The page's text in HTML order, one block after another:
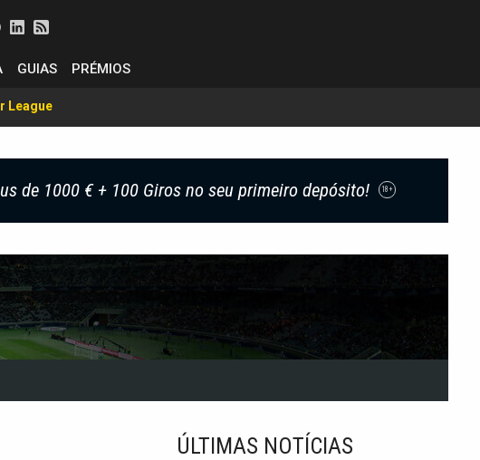
GUIAS PRÉMIOS
League
de 1000 € + 100 Giros no seu primeiro depósito! 18+
ÚLTIMAS NOTÍCIAS